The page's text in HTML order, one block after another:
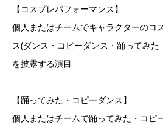
【コスプレパフォーマンス】
個人またはチームでキャラクターのコ
ス(ダンス・コピーダンス・踊ってみ
を披露する演目
【踊ってみた・コピーダンス】
個人またはチームで踊ってみた・コピ